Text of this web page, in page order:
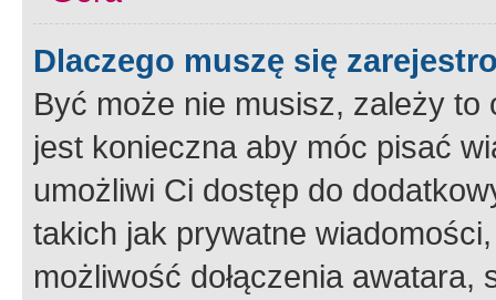
Dlaczego muszę się
Być może nie musisz, zależy
jest konieczna aby móc pisać
umożliwi Ci dostęp do
takich jak prywatne
możliwość dołączenia